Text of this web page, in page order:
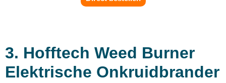
3. Hofftech Weed Burner
Elektrische Onkruidbrander